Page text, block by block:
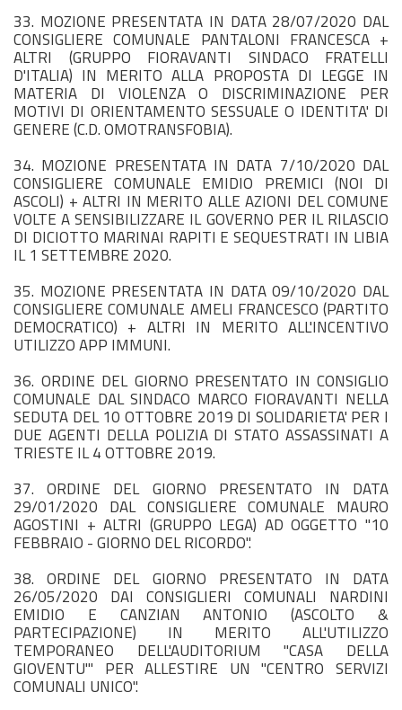
33. MOZIONE PRESENTATA IN DATA 28/07/2020 DAL
CONSIGLIERE COMUNALE PANTALONI FRANCESCA +
ALTRI (GRUPPO FIORAVANTI SINDACO FRATELLI
D'ITALIA) IN MERITO ALLA PROPOSTA DI LEGGE IN
MATERIA DI VIOLENZA O DISCRIMINAZIONE PER
MOTIVI DI ORIENTAMENTO SESSUALE O IDENTITA' DI
GENERE (C.D. OMOTRANSFOBIA).
34. MOZIONE PRESENTATA IN DATA 7/10/2020 DAL
CONSIGLIERE COMUNALE EMIDIO PREMICI (NOI DI
ASCOLI) + ALTRI IN MERITO ALLE AZIONI DEL COMUNE
VOLTE A SENSIBILIZZARE IL GOVERNO PER IL RILASCIO
DI DICIOTTO MARINAI RAPITI E SEQUESTRATI IN LIBIA
IL 1 SETTEMBRE 2020.
35. MOZIONE PRESENTATA IN DATA 09/10/2020 DAL
CONSIGLIERE COMUNALE AMELI FRANCESCO (PARTITO
DEMOCRATICO) + ALTRI IN MERITO ALL'INCENTIVO
UTILIZZO APP IMMUNI.
36. ORDINE DEL GIORNO PRESENTATO IN CONSIGLIO
COMUNALE DAL SINDACO MARCO FIORAVANTI NELLA
SEDUTA DEL 10 OTTOBRE 2019 DI SOLIDARIETA' PER I
DUE AGENTI DELLA POLIZIA DI STATO ASSASSINATI A
TRIESTE IL 4 OTTOBRE 2019.
37. ORDINE DEL GIORNO PRESENTATO IN DATA
29/01/2020 DAL CONSIGLIERE COMUNALE MAURO
AGOSTINI + ALTRI (GRUPPO LEGA) AD OGGETTO "10
FEBBRAIO - GIORNO DEL RICORDO".
38. ORDINE DEL GIORNO PRESENTATO IN DATA
26/05/2020 DAI CONSIGLIERI COMUNALI NARDINI
EMIDIO E CANZIAN ANTONIO (ASCOLTO &
PARTECIPAZIONE) IN MERITO ALL'UTILIZZO
TEMPORANEO DELL'AUDITORIUM "CASA DELLA
GIOVENTU'" PER ALLESTIRE UN "CENTRO SERVIZI
COMUNALI UNICO".